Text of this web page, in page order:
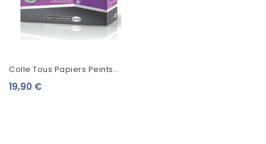
Colle Tous Papiers Peints
Metylan Expert
19,90 €